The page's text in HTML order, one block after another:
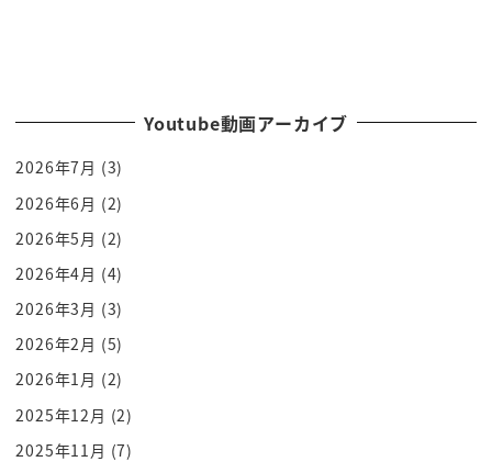
でラジオ出演 ok とそういうことなんですねー
そういえばこれはの方に書いてあることじゃないん
ですけどあの伊集院光さんね
落語家としてそのラジオに出ていい
か悪いか見たので名前変えたみたいな音で順位光る
っていうまったく見た目とは
造像つかない名前にしてこっそりバイ
としてラジオやったらそれが人気になっちゃって伊
集院光が誕生したっていう話もあり
ましたね
Youtube動画アーカイブ
2026年7月 (3)
2026年6月 (2)
2026年5月 (2)
2026年4月 (4)
2026年3月 (3)
2026年2月 (5)
2026年1月 (2)
2025年12月 (2)
2025年11月 (7)